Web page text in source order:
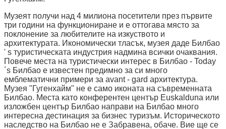
Музеят получи над 4 милиона посетители през първите
три години на функциониране и е оттогава място за
поклонение за любителите на изкуството и
архитектурата. Икономически тласък, музея даде Билбао
' s туристическата индустрия надмина всички очаквания.
Повече места на туристически интерес в Билбао - Today
´s Билбао е известен предимно за си много
емблематични примери за avant - gard архитектура.
Музея "Гугенхайм" не е само иконата на съвременната
Билбао. Места като конферентен център Euskalduna или
изложбен център Билбао направи на Билбао много
интересна дестинация за бизнес туризъм. Историческото
наследство на Билбао не е Забравена, обаче. Вие ще се